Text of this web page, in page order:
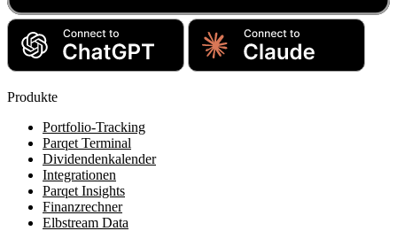
Produkte
Portfolio-Tracking
Parqet Terminal
Dividendenkalender
Integrationen
Parqet Insights
Finanzrechner
Elbstream Data